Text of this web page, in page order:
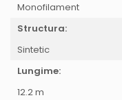
Monofilament
Structura:
Sintetic
Lungime:
12.2 m